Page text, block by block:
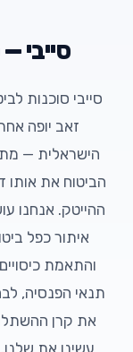
סייבי
הישראלית —
הביטוח את אותו
ההייטק. אנחנו
איתור כפל
והתאמת
תנאי הפנסיה,
את קרן
עשינו את